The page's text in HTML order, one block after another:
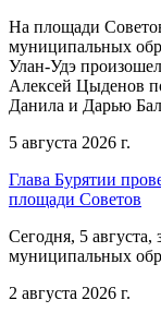
На площади
муниципальных
Улан-Удэ
Алексей Цыденов
Данила и Дарью
5 августа 2026 г.
Глава Бурятии
площади Советов
Сегодня, 5 августа,
муниципальных
2 августа 2026 г.